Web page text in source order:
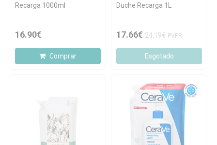
Recarga 1000ml
16.90€
Comprar
Duche Recarga 1L
17.66€ 24.19€ PVPR
Esgotado